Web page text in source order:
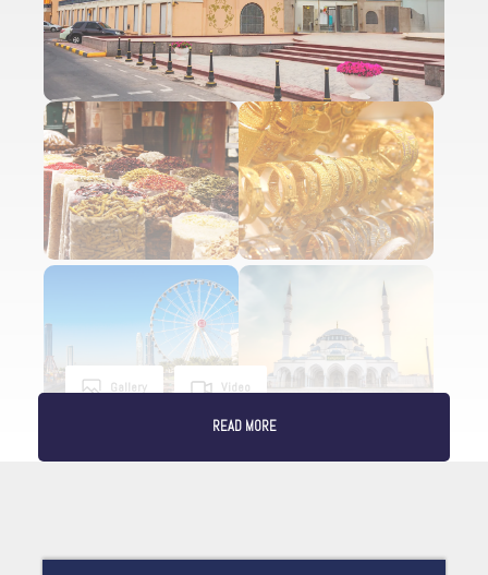
Gallery Video
READ MORE